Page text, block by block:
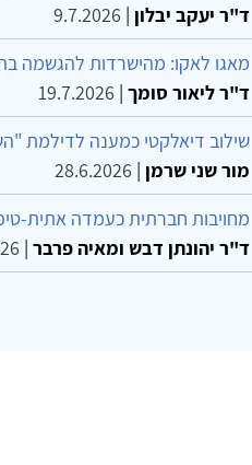
ד"ר יעקב יבלון |
9.7.2026
מאגו לאקו: מהישרדות להגשמה
ד"ר ליאור סומך |
19.7.2026
שילוב דיאלקטי כמענה לדילמת
מור שני שרמן |
28.6.2026
מחויבות חברתית כעמדה אתית-
ד"ר יהונתן דבש ומאיה פרבר |